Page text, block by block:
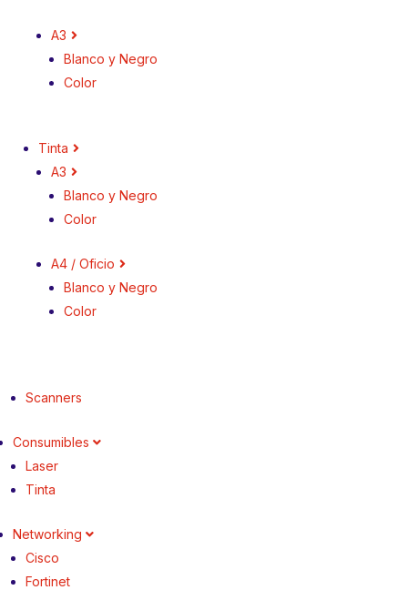
A3
Blanco y Negro
Color
Tinta
A3
Blanco y Negro
Color
A4 / Oficio
Blanco y Negro
Color
Scanners
Consumibles
Laser
Tinta
Networking
Cisco
Fortinet